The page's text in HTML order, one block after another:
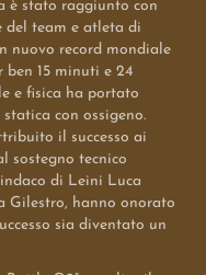
è stato raggiunto con
team e atleta di
nuovo record mondiale
15 minuti e 24
e fisica ha portato
con ossigeno.
il successo ai
sostegno tecnico
di Leini Luca
Gilestro, hanno onorato
sia diventato un